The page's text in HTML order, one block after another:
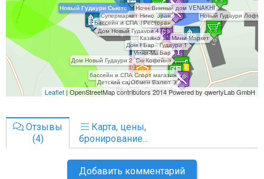
Отзывы
(4)
Карта, цены,
бронирование...
Добавить комментарий